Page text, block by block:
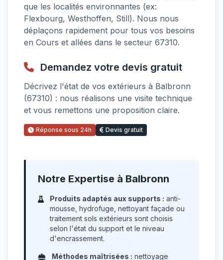
que les localités environnantes (ex:
Flexbourg, Westhoffen, Still). Nous nous
déplaçons rapidement pour tous vos besoins
en Cours et allées dans le secteur 67310.
Demandez votre devis gratuit
Décrivez l'état de vos extérieurs à Balbronn
(67310) : nous réalisons une visite technique
et vous remettons une proposition claire.
Réponse sous 24h Devis gratuit
Notre Expertise à Balbronn
Produits adaptés aux supports : anti-
mousse, hydrofuge, nettoyant façade ou
traitement sols extérieurs sont choisis
selon l'état du support et le niveau
d'encrassement.
Méthodes maîtrisées : nettoyage